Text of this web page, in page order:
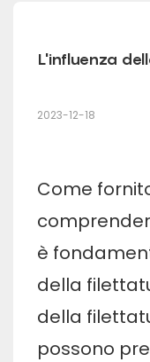
L'influenza
2023-12-18
Come
è
della
della
possono